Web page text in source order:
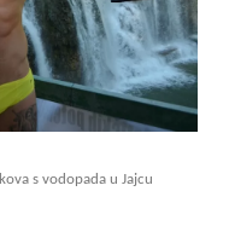
s vodopada u Jajcu